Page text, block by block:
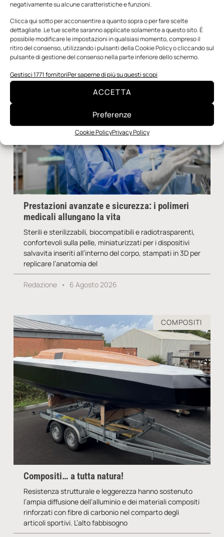
negativamente su alcune caratteristiche e funzioni.
Clicca qui sotto per acconsentire a quanto sopra o per fare scelte
dettagliate. Le tue scelte saranno applicate solamente a questo sito. È
possibile modificare le impostazioni in qualsiasi momento, compreso il
ritiro del consenso, utilizzando i pulsanti della Cookie Policy o cliccando sul
pulsante di gestione del consenso nella parte inferiore dello schermo.
Gestisci 1771 fornitoriPer saperne di più su questi scopi
ACCETTA
Preferenze
Cookie PolicyPrivacy Policy
TI POTREBBERO
INTERESSARE
Prestazioni avanzate e sicurezza: i polimeri
medicali allungano la vita
Sterili e sterilizzabili, biocompatibili e radiotrasparenti,
confortevoli sulla pelle, miniaturizzati per i dispositivi
salvavita inseriti all’interno del corpo, stampati in 3D per
replicare l’anatomia del
Redazione 6 Agosto 2026
COMPOSITI
Compositi… a tutta natura!
Resistenza strutturale e leggerezza hanno sostenuto
l’ampia diffusione dell’alluminio e dei materiali compositi
rinforzati con fibre di carbonio nel comparto degli
articoli sportivi. L’alto fabbisogno